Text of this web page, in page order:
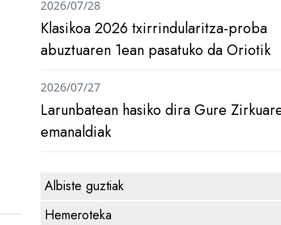
Klasikoa 2026 txirrindularitza-proba
abuztuaren 1ean pasatuko da Oriotik
2026/07/28
Larunbatean hasiko dira Gure
emanaldiak
2026/07/27
Albiste guztiak
Hemeroteka